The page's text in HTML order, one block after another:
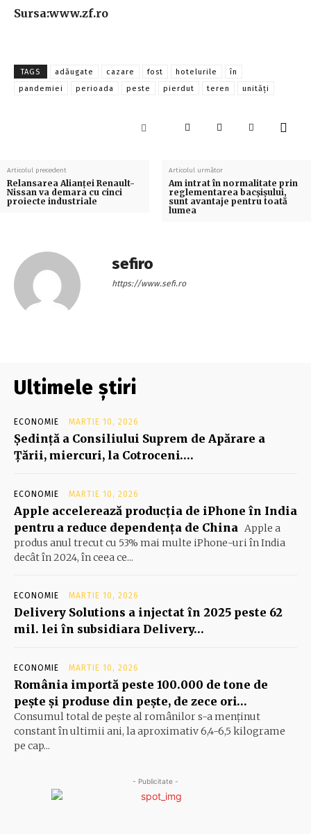
Sursa:www.zf.ro
TAGS adăugate cazare fost hotelurile
în
pandemiei
perioada peste pierdut teren unităţi
Articolul precedent
Relansarea Alianței Renault-
Nissan va demara cu cinci
proiecte industriale
Articolul următor
Am intrat în normalitate prin
reglementarea bacşişului,
sunt avantaje pentru toată
lumea
sefiro
https://www.sefi.ro
Ultimele știri
ECONOMIE MARTIE 10, 2026
Şedinţă a Consiliului Suprem de Apărare a
Ţării, miercuri, la Cotroceni….
ECONOMIE MARTIE 10, 2026
Apple accelerează producția de iPhone în India
pentru a reduce dependența de China Apple a
produs anul trecut cu 53% mai multe iPhone-uri în India
decât în 2024, în ceea ce...
ECONOMIE MARTIE 10, 2026
Delivery Solutions a injectat în 2025 peste 62
mil. lei în subsidiara Delivery…
ECONOMIE MARTIE 10, 2026
România importă peste 100.000 de tone de
peşte şi produse din peşte, de zece ori…
Consumul total de peşte al ro­mâ­nilor s-a menţinut
constant în ul­timii ani, la aproximativ 6,4-6,5 ki­lograme
pe cap...
- Publicitate -